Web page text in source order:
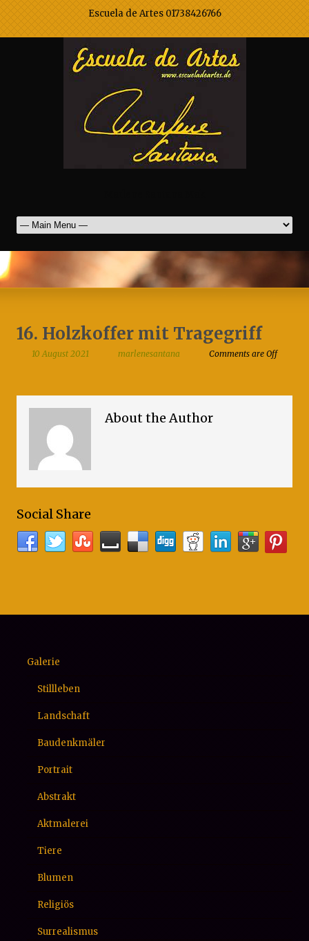
Escuela de Artes 01738426766
16. Holzkoffer mit Tragegriff
10 August 2021 marlenesantana Comments are Off
About the Author
Social Share
Galerie
Stillleben
Landschaft
Baudenkmäler
Portrait
Abstrakt
Aktmalerei
Tiere
Blumen
Religiös
Surrealismus